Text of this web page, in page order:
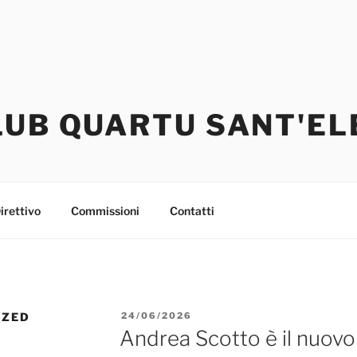
QUARTU
Commissioni Contatti
PUBBLICATO
IL
24/06/2026
Andrea Scotto è il